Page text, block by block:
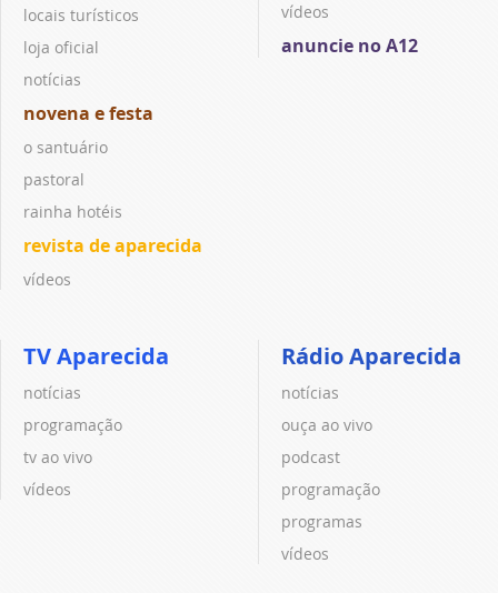
locais turísticos
loja oficial
notícias
novena e festa
o santuário
pastoral
rainha hotéis
revista de aparecida
vídeos
vídeos
anuncie no A12
TV Aparecida
notícias
programação
tv ao vivo
vídeos
Rádio Aparecida
notícias
ouça ao vivo
podcast
programação
programas
vídeos